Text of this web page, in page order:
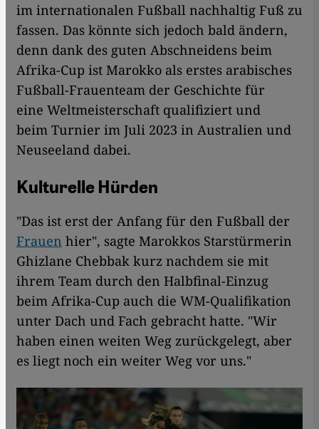
im internationalen Fußball nachhaltig Fuß zu
fassen. Das könnte sich jedoch bald ändern,
denn dank des guten Abschneidens beim
Afrika-Cup ist Marokko als erstes arabisches
Fußball-Frauenteam der Geschichte für
eine Weltmeisterschaft qualifiziert und
beim Turnier im Juli 2023 in Australien und
Neuseeland dabei.
Kulturelle Hürden
"Das ist erst der Anfang für den Fußball der
Frauen hier", sagte Marokkos Starstürmerin
Ghizlane Chebbak kurz nachdem sie mit
ihrem Team durch den Halbfinal-Einzug
beim Afrika-Cup auch die WM-Qualifikation
unter Dach und Fach gebracht hatte. "Wir
haben einen weiten Weg zurückgelegt, aber
es liegt noch ein weiter Weg vor uns."